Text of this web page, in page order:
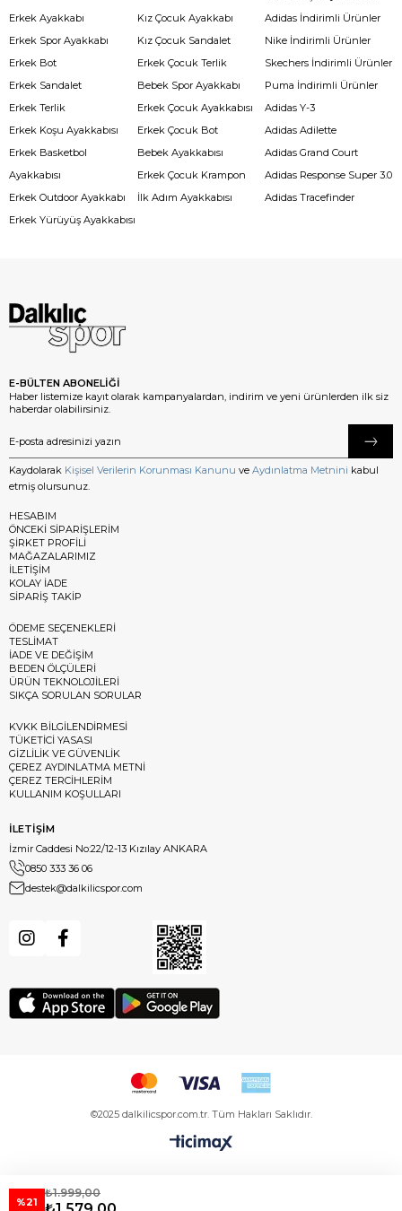
Erkek Ayakkabı
Erkek Spor Ayakkabı
Erkek Bot
Erkek Sandalet
Erkek Terlik
Erkek Koşu Ayakkabısı
Erkek Basketbol
Ayakkabısı
Erkek Outdoor Ayakkabı
Erkek Yürüyüş Ayakkabısı
Kız Çocuk Ayakkabı
Kız Çocuk Sandalet
Erkek Çocuk Terlik
Bebek Spor Ayakkabı
Erkek Çocuk Ayakkabısı
Erkek Çocuk Bot
Bebek Ayakkabısı
Erkek Çocuk Krampon
İlk Adım Ayakkabısı
Adidas İndirimli Ürünler
Nike İndirimli Ürünler
Skechers İndirimli Ürünler
Puma İndirimli Ürünler
Adidas Y-3
Adidas Adilette
Adidas Grand Court
Adidas Response Super 3.0
Adidas Tracefinder
E-BÜLTEN ABONELİĞİ
Haber listemize kayıt olarak kampanyalardan, indirim ve yeni ürünlerden ilk siz
haberdar olabilirsiniz.
Kaydolarak Kişisel Verilerin Korunması Kanunu ve Aydınlatma Metnini kabul
etmiş olursunuz.
HESABIM
ÖNCEKİ SİPARİŞLERİM
ŞİRKET PROFİLİ
MAĞAZALARIMIZ
İLETİŞİM
KOLAY İADE
SİPARİŞ TAKİP
ÖDEME SEÇENEKLERİ
TESLİMAT
İADE VE DEĞİŞİM
BEDEN ÖLÇÜLERİ
ÜRÜN TEKNOLOJİLERİ
SIKÇA SORULAN SORULAR
KVKK BİLGİLENDİRMESİ
TÜKETİCİ YASASI
GİZLİLİK VE GÜVENLİK
ÇEREZ AYDINLATMA METNİ
ÇEREZ TERCİHLERİM
KULLANIM KOŞULLARI
İLETİŞİM
İzmir Caddesi No:22/12-13 Kızılay ANKARA
0850 333 36 06
destek@dalkilicspor.com
©2025 dalkilicspor.com.tr. Tüm Hakları Saklıdır.
%21
₺1.999,00